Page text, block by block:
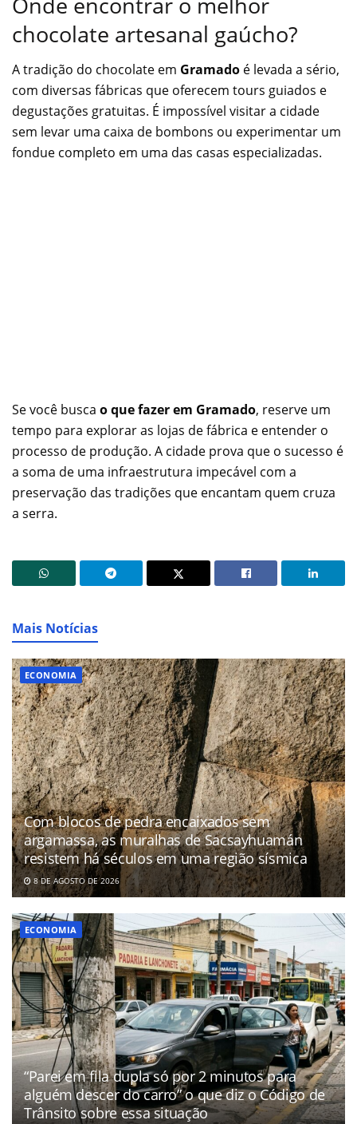
chocolate artesanal gaúcho?
A tradição do chocolate em Gramado é levada a sério,
com diversas fábricas que oferecem tours guiados e
degustações gratuitas. É impossível visitar a cidade
sem levar uma caixa de bombons ou experimentar um
fondue completo em uma das casas especializadas.
Se você busca o que fazer em Gramado, reserve um
tempo para explorar as lojas de fábrica e entender o
processo de produção. A cidade prova que o sucesso é
a soma de uma infraestrutura impecável com a
preservação das tradições que encantam quem cruza
a serra.
Mais Notícias
ECONOMIA
Com blocos de pedra encaixados sem
argamassa, as muralhas de Sacsayhuamán
resistem há séculos em uma região sísmica
8 DE AGOSTO DE 2026
ECONOMIA
“Parei em fila dupla só por 2 minutos para
alguém descer do carro” o que diz o Código de
Trânsito sobre essa situação